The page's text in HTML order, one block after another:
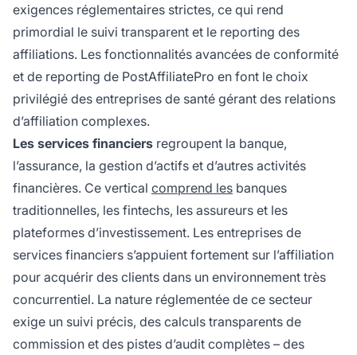
exigences réglementaires strictes, ce qui rend
primordial le suivi transparent et le reporting des
affiliations. Les fonctionnalités avancées de conformité
et de reporting de PostAffiliatePro en font le choix
privilégié des entreprises de santé gérant des relations
d’affiliation complexes.
Les services financiers regroupent la banque,
l’assurance, la gestion d’actifs et d’autres activités
financières. Ce vertical comprend les banques
traditionnelles, les fintechs, les assureurs et les
plateformes d’investissement. Les entreprises de
services financiers s’appuient fortement sur l’affiliation
pour acquérir des clients dans un environnement très
concurrentiel. La nature réglementée de ce secteur
exige un suivi précis, des calculs transparents de
commission et des pistes d’audit complètes – des